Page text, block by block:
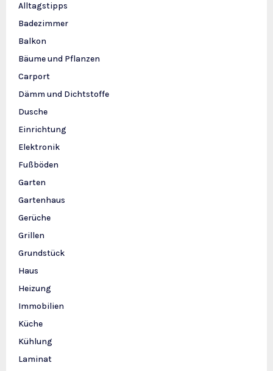
Alltagstipps
Badezimmer
Balkon
Bäume und Pflanzen
Carport
Dämm und Dichtstoffe
Dusche
Einrichtung
Elektronik
Fußböden
Garten
Gartenhaus
Gerüche
Grillen
Grundstück
Haus
Heizung
Immobilien
Küche
Kühlung
Laminat